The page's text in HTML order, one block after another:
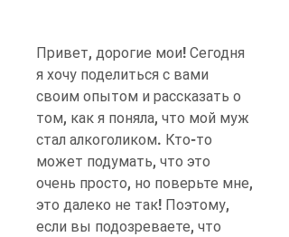
Привет, дорогие мои! Сегодня
я хочу поделиться с вами
своим опытом и рассказать о
том, как я поняла, что мой муж
стал алкоголиком. Кто-то
может подумать, что это
очень просто, но поверьте мне,
это далеко не так! Поэтому,
если вы подозреваете, что